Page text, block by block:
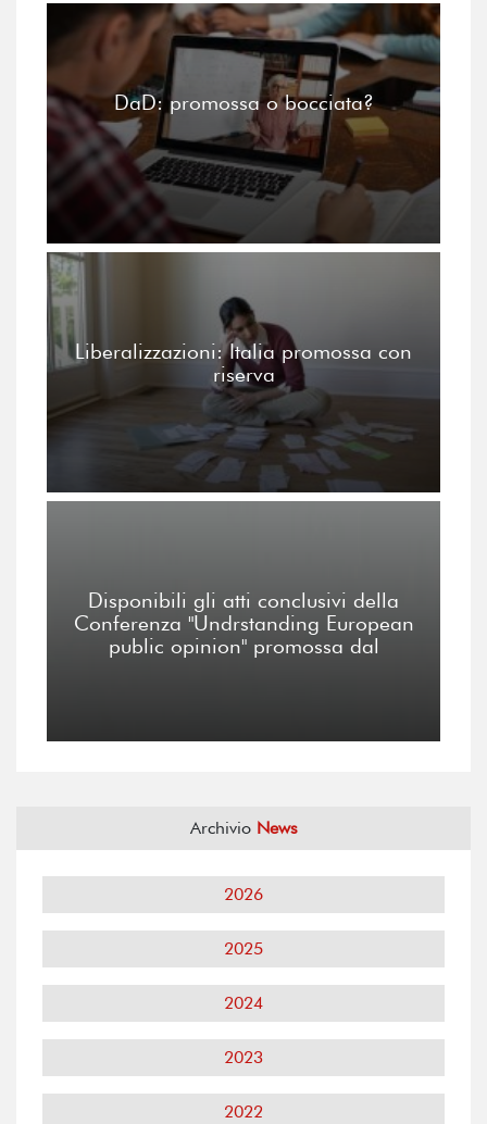
DaD: promossa o bocciata?
Liberalizzazioni: Italia promossa con
riserva
Disponibili gli atti conclusivi della
Conferenza "Undrstanding European
public opinion" promossa dal
Archivio News
2026
2025
2024
2023
2022